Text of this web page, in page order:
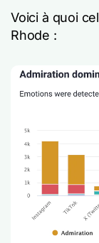
Voici à quoi
Rhode :